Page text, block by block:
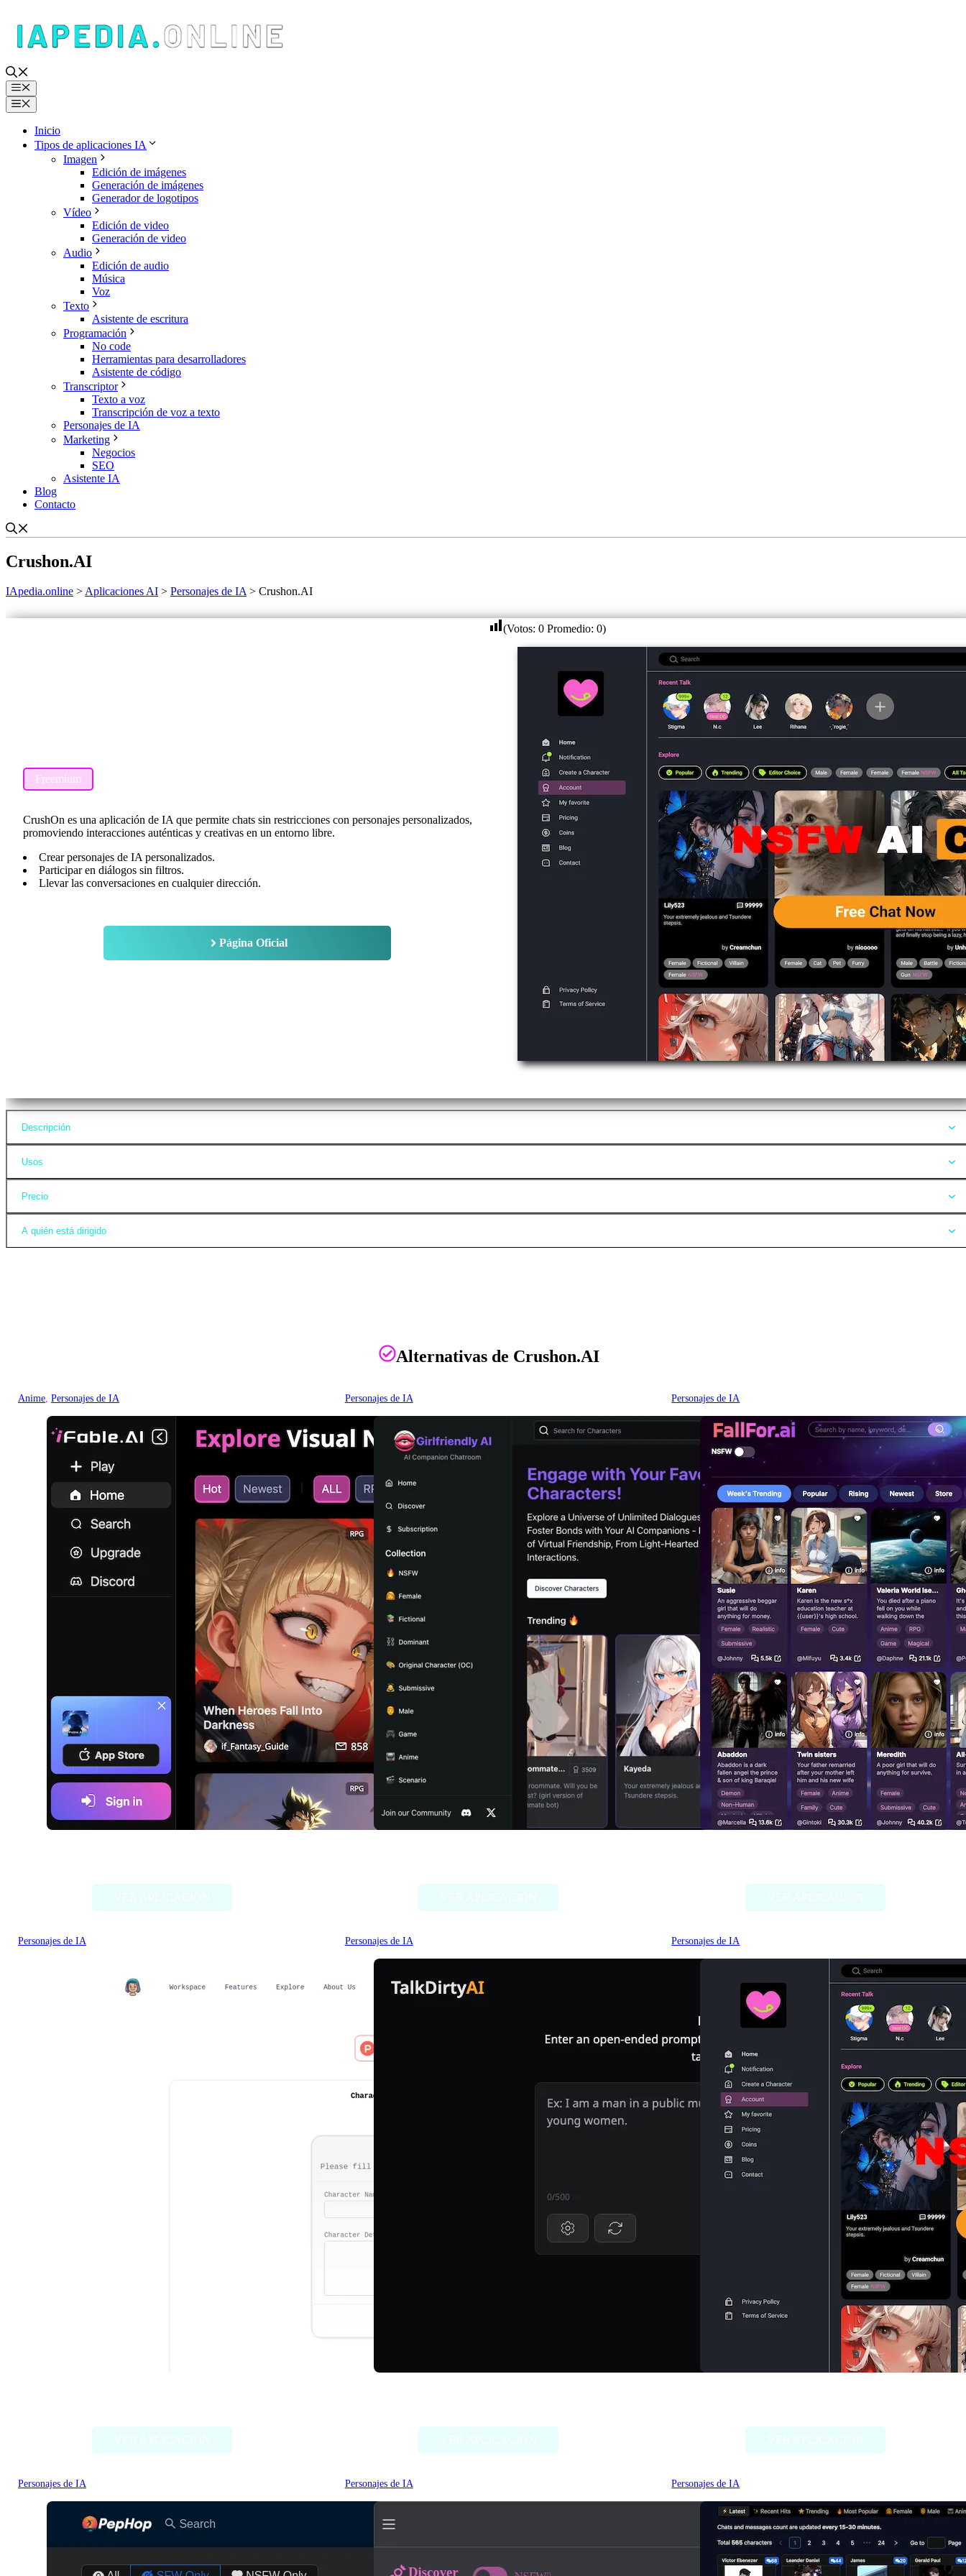
contenido
Menú
Menú
Inicio
Tipos de aplicaciones IA
Imagen
Edición de imágenes
Generación de imágenes
Generador de logotipos
Vídeo
Edición de video
Generación de video
Audio
Edición de audio
Música
Voz
Texto
Asistente de escritura
Programación
No code
Herramientas para desarrolladores
Asistente de código
Transcriptor
Texto a voz
Transcripción de voz a texto
Personajes de IA
Marketing
Negocios
SEO
Asistente IA
Blog
Contacto
Crushon.AI
IApedia.online >Aplicaciones AI > Personajes de IA> Crushon.AI
Freemium
CrushOn es una aplicación de IA que permite chats sin restricciones con personajes personalizados,
promoviendo interacciones auténticas y creativas en un entorno libre.
Crear personajes de IA personalizados.
Participar en diálogos sin filtros.
Llevar las conversaciones en cualquier dirección.
Página Oficial
(Votos: 0 Promedio: 0)
Descripción
Usos
Precio
A quién está dirigido
Alternativas de Crushon.AI
Anime, Personajes de IA Personajes de IA Personajes de IA
Personajes de IA Personajes de IA Personajes de IA
Personajes de IA Personajes de IA Personajes de IA